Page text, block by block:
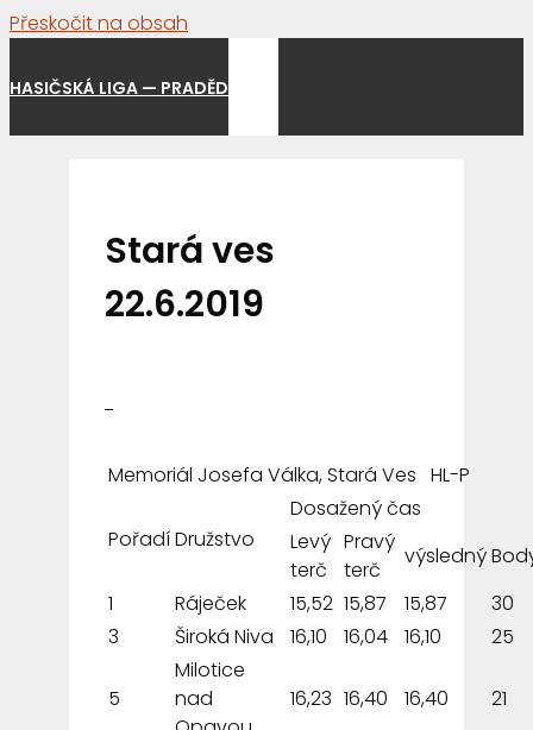
Přeskočit na obsah
HASIČSKÁ LIGA — PRADĚD
Stará ves
22.6.2019
Memoriál Josefa Válka, Stará Ves HL-P
PořadíDružstvo
Dosažený čas
Levý
terč
Pravý
terč
výsledný
1
Ráječek 15,52 15,87 15,87
30
3
Široká Niva 16,10 16,04 16,10 25
5
Milotice
nad
16,23 16,40 16,40 21